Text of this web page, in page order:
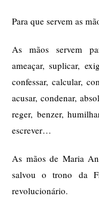
Para que servem as
As mãos servem
ameaçar, suplicar,
confessar, calcular,
acusar, condenar,
reger, benzer,
escrever…
As mãos de Maria
salvou o trono da
revolucionário.